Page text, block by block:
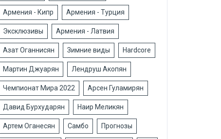
Армения - Кипр Армения - Турция
Эксклюзивы Армения - Латвия
Азат Оганнисян Зимние виды Hardcore
Мартин Джуарян Лендруш Акопян
Чемпионат Мира 2022 Арсен Гуламирян
Давид Бурхударян Наир Меликян
Артем Оганесян Самбо Прогнозы